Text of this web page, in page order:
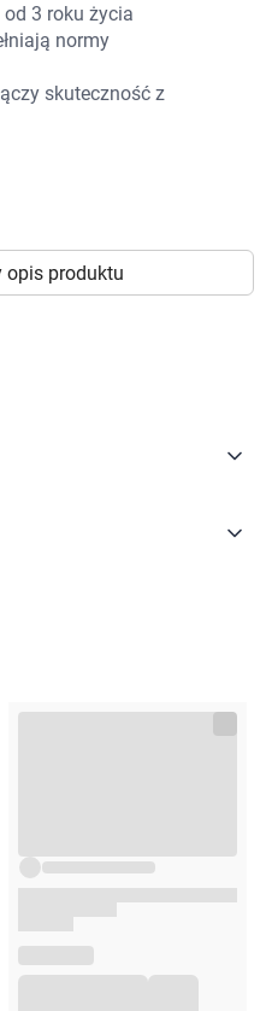
serwisu do Twoich
znajdziesz w
przycisku
zaakceptować
3 roku życia
normy
skuteczność z
opis produktu